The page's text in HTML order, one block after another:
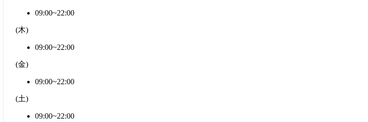
09:00~22:00
(木)
09:00~22:00
(金)
09:00~22:00
(土)
09:00~22:00